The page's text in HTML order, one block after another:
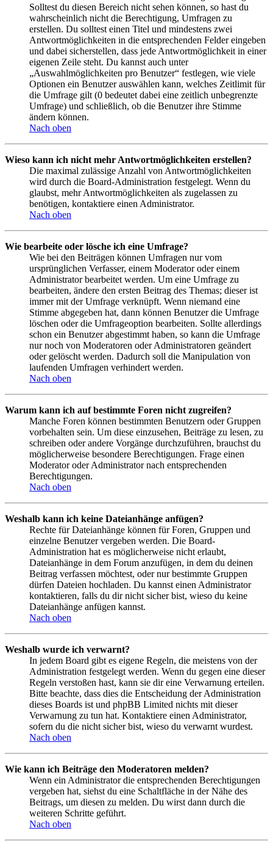
Solltest du diesen Bereich nicht sehen können, so hast du
wahrscheinlich nicht die Berechtigung, Umfragen zu
erstellen. Du solltest einen Titel und mindestens zwei
Antwortmöglichkeiten in die entsprechenden Felder eingeben
und dabei sicherstellen, dass jede Antwortmöglichkeit in einer
eigenen Zeile steht. Du kannst auch unter
„Auswahlmöglichkeiten pro Benutzer“ festlegen, wie viele
Optionen ein Benutzer auswählen kann, welches Zeitlimit für
die Umfrage gilt (0 bedeutet dabei eine zeitlich unbegrenzte
Umfrage) und schließlich, ob die Benutzer ihre Stimme
ändern können.
Nach oben
Wieso kann ich nicht mehr Antwortmöglichkeiten erstellen?
Die maximal zulässige Anzahl von Antwortmöglichkeiten
wird durch die Board-Administration festgelegt. Wenn du
glaubst, mehr Antwortmöglichkeiten als zugelassen zu
benötigen, kontaktiere einen Administrator.
Nach oben
Wie bearbeite oder lösche ich eine Umfrage?
Wie bei den Beiträgen können Umfragen nur vom
ursprünglichen Verfasser, einem Moderator oder einem
Administrator bearbeitet werden. Um eine Umfrage zu
bearbeiten, ändere den ersten Beitrag des Themas; dieser ist
immer mit der Umfrage verknüpft. Wenn niemand eine
Stimme abgegeben hat, dann können Benutzer die Umfrage
löschen oder die Umfrageoption bearbeiten. Sollte allerdings
schon ein Benutzer abgestimmt haben, so kann die Umfrage
nur noch von Moderatoren oder Administratoren geändert
oder gelöscht werden. Dadurch soll die Manipulation von
laufenden Umfragen verhindert werden.
Nach oben
Warum kann ich auf bestimmte Foren nicht zugreifen?
Manche Foren können bestimmten Benutzern oder Gruppen
vorbehalten sein. Um diese einzusehen, Beiträge zu lesen, zu
schreiben oder andere Vorgänge durchzuführen, brauchst du
möglicherweise besondere Berechtigungen. Frage einen
Moderator oder Administrator nach entsprechenden
Berechtigungen.
Nach oben
Weshalb kann ich keine Dateianhänge anfügen?
Rechte für Dateianhänge können für Foren, Gruppen und
einzelne Benutzer vergeben werden. Die Board-
Administration hat es möglicherweise nicht erlaubt,
Dateianhänge in dem Forum anzufügen, in dem du deinen
Beitrag verfassen möchtest, oder nur bestimmte Gruppen
dürfen Dateien hochladen. Du kannst einen Administrator
kontaktieren, falls du dir nicht sicher bist, wieso du keine
Dateianhänge anfügen kannst.
Nach oben
Weshalb wurde ich verwarnt?
In jedem Board gibt es eigene Regeln, die meistens von der
Administration festgelegt werden. Wenn du gegen eine dieser
Regeln verstoßen hast, kann sie dir eine Verwarnung erteilen.
Bitte beachte, dass dies die Entscheidung der Administration
dieses Boards ist und phpBB Limited nichts mit dieser
Verwarnung zu tun hat. Kontaktiere einen Administrator,
sofern du die nicht sicher bist, wieso du verwarnt wurdest.
Nach oben
Wie kann ich Beiträge den Moderatoren melden?
Wenn ein Administrator die entsprechenden Berechtigungen
vergeben hat, siehst du eine Schaltfläche in der Nähe des
Beitrags, um diesen zu melden. Du wirst dann durch die
weiteren Schritte geführt.
Nach oben